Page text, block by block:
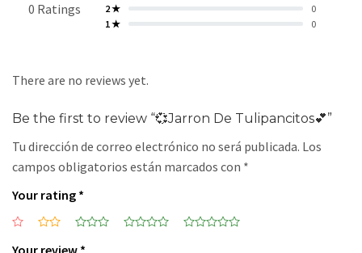
0 Ratings
2 ★
0
1 ★
0
There are no reviews yet.
Be the first to review “💞Jarron De Tulipancitos💕”
Tu dirección de correo electrónico no será publicada. Los
campos obligatorios están marcados con *
Your rating *
Your review *